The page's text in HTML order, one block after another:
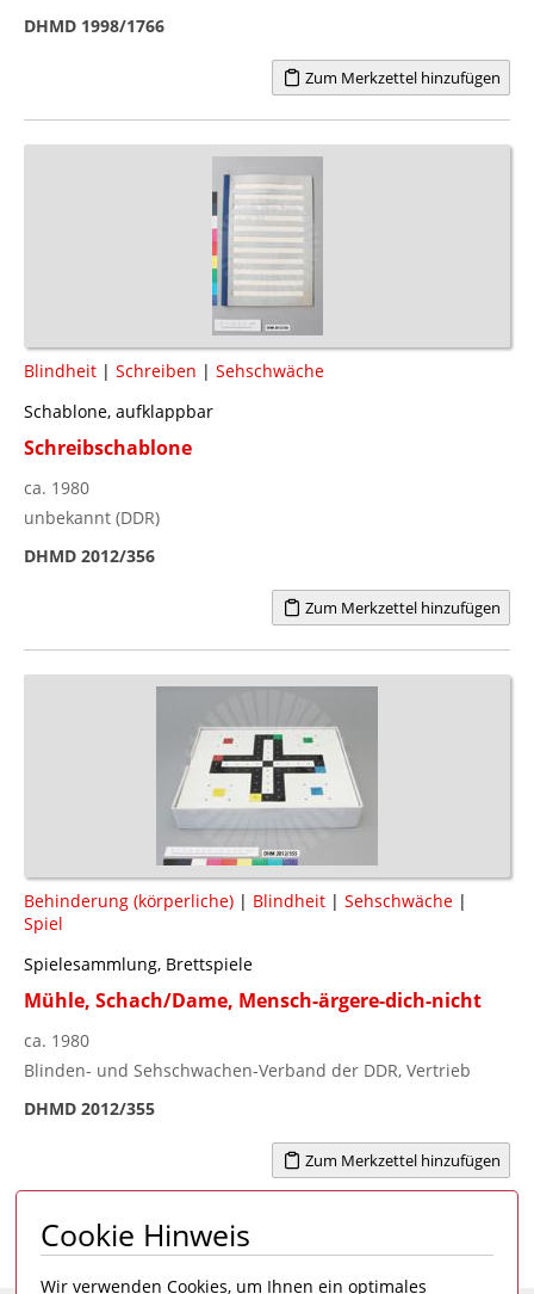
DHMD 1998/1766
Zum Merkzettel hinzufügen
Blindheit | Schreiben | Sehschwäche
Schablone, aufklappbar
Schreibschablone
ca. 1980
unbekannt (DDR)
DHMD 2012/356
Zum Merkzettel hinzufügen
Behinderung (körperliche) | Blindheit | Sehschwäche |
Spiel
Spielesammlung, Brettspiele
Mühle, Schach/Dame, Mensch-ärgere-dich-nicht
ca. 1980
Blinden- und Sehschwachen-Verband der DDR, Vertrieb
DHMD 2012/355
Zum Merkzettel hinzufügen
Seite 1 von 2 1 >
Cookie Hinweis
Wir verwenden Cookies, um Ihnen ein optimales